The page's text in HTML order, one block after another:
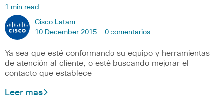
1 min read
Cisco Latam
10 December 2015 - 0 comentarios
Ya sea que esté conformando su equipo y herramientas
de atención al cliente, o esté buscando mejorar el
contacto que establece
Leer mas